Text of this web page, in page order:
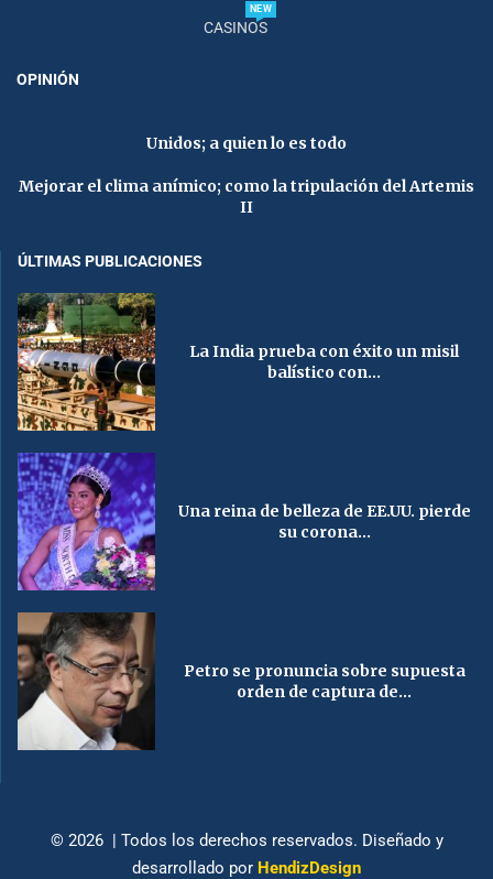
CASINOS
NEW
OPINIÓN
Unidos; a quien lo es todo
Mejorar el clima anímico; como la tripulación del Artemis
II
ÚLTIMAS PUBLICACIONES
La India prueba con éxito un misil
balístico con...
Una reina de belleza de EE.UU. pierde
su corona...
Petro se pronuncia sobre supuesta
orden de captura de...
© 2026 | Todos los derechos reservados. Diseñado y
desarrollado por HendizDesign